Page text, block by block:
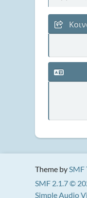
Theme bySMF
SMF 2.1.7 ©
Simple Audio